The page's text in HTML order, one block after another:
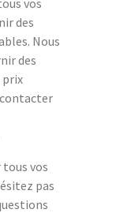
des
Nous
des
prix
vos
pas